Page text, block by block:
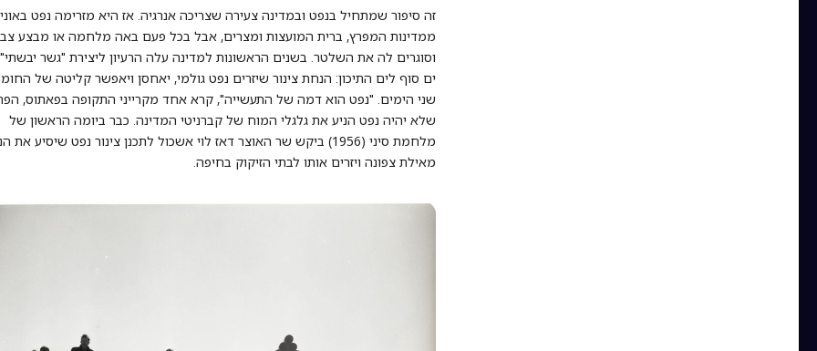
זה סיפור שמתחיל בנפט ובמדינה צעירה שצריכה אנרגיה. אז היא מזרימה נפט
ממדינות המפרץ, ברית המועצות ומצרים, אבל בכל פעם באה מלחמה או מבצע
וסוגרים לה את השלטר. בשנים הראשונות למדינה עלה הרעיון ליצירת "גשר יבשתי"
ים סוף לים התיכון: הנחת צינור שיזרים נפט גולמי, יאחסן ויאפשר קליטה של
שני הימים. "נפט הוא דמה של התעשייה", קרא אחד מקרייני התקופה בפאתוס,
שלא יהיה נפט הניע את גלגלי המוח של קברניטי המדינה. כבר ביומה הראשון של
מלחמת סיני (1956) ביקש שר האוצר דאז לוי אשכול לתכנן צינור נפט שיסיע את
מאילת צפונה ויזרים אותו לבתי הזיקוק בחיפה.